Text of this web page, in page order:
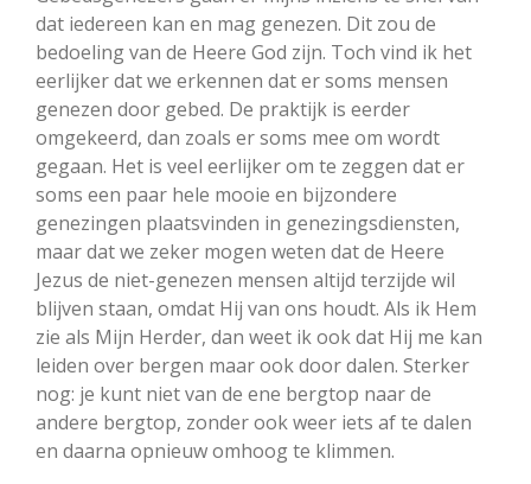
dat iedereen kan en mag genezen. Dit zou de
bedoeling van de Heere God zijn. Toch vind ik het
eerlijker dat we erkennen dat er soms mensen
genezen door gebed. De praktijk is eerder
omgekeerd, dan zoals er soms mee om wordt
gegaan. Het is veel eerlijker om te zeggen dat er
soms een paar hele mooie en bijzondere
genezingen plaatsvinden in genezingsdiensten,
maar dat we zeker mogen weten dat de Heere
Jezus de niet-genezen mensen altijd terzijde wil
blijven staan, omdat Hij van ons houdt. Als ik Hem
zie als Mijn Herder, dan weet ik ook dat Hij me kan
leiden over bergen maar ook door dalen. Sterker
nog: je kunt niet van de ene bergtop naar de
andere bergtop, zonder ook weer iets af te dalen
en daarna opnieuw omhoog te klimmen.